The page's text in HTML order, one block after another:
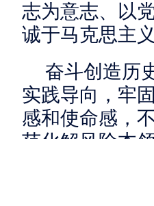
志为意志、以
诚于马克思主
奋斗创造历
实践导向，牢
感和使命感，
范化解风险本